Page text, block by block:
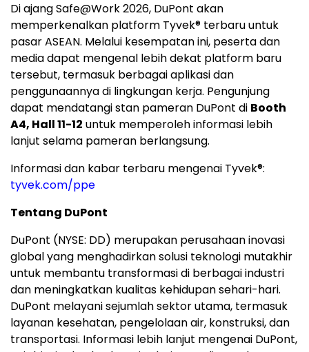
Di ajang Safe@Work 2026, DuPont akan
memperkenalkan platform Tyvek® terbaru untuk
pasar ASEAN. Melalui kesempatan ini, peserta dan
media dapat mengenal lebih dekat platform baru
tersebut, termasuk berbagai aplikasi dan
penggunaannya di lingkungan kerja. Pengunjung
dapat mendatangi stan pameran DuPont di Booth
A4, Hall 11-12 untuk memperoleh informasi lebih
lanjut selama pameran berlangsung.
Informasi dan kabar terbaru mengenai Tyvek®:
tyvek.com/ppe
Tentang DuPont
DuPont (NYSE: DD) merupakan perusahaan inovasi
global yang menghadirkan solusi teknologi mutakhir
untuk membantu transformasi di berbagai industri
dan meningkatkan kualitas kehidupan sehari-hari.
DuPont melayani sejumlah sektor utama, termasuk
layanan kesehatan, pengelolaan air, konstruksi, dan
transportasi. Informasi lebih lanjut mengenai DuPont,